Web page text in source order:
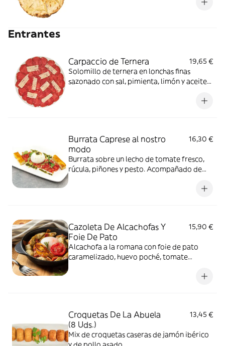
Entrantes
Carpaccio de Ternera
19,65 €
Solomillo de ternera en lonchas finas
sazonado con sal, pimienta, limón y aceite
Burrata Caprese al nostro
modo
16,30 €
Burrata sobre un lecho de tomate fresco,
rúcula, piñones y pesto. Acompañado de
Cazoleta De Alcachofas Y
Foie De Pato
15,90 €
Alcachofa a la romana con foie de pato
caramelizado, huevo poché, tomate
Croquetas De La Abuela
(8 Uds.)
13,45 €
Mix de croquetas caseras de jamón ibérico